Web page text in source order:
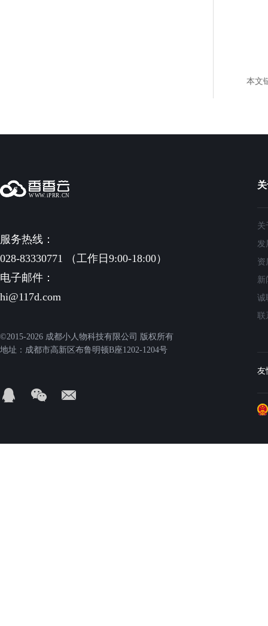
本文
服务热线：
028-83330771 （工作日9:00-18:00）
电子邮件：
hi@117d.com
©2015-2026 成都小人物科技有限公司 版权所有
地址：成都市高新区布鲁明顿B座1202-1204号
关
发
资
新
诚
联